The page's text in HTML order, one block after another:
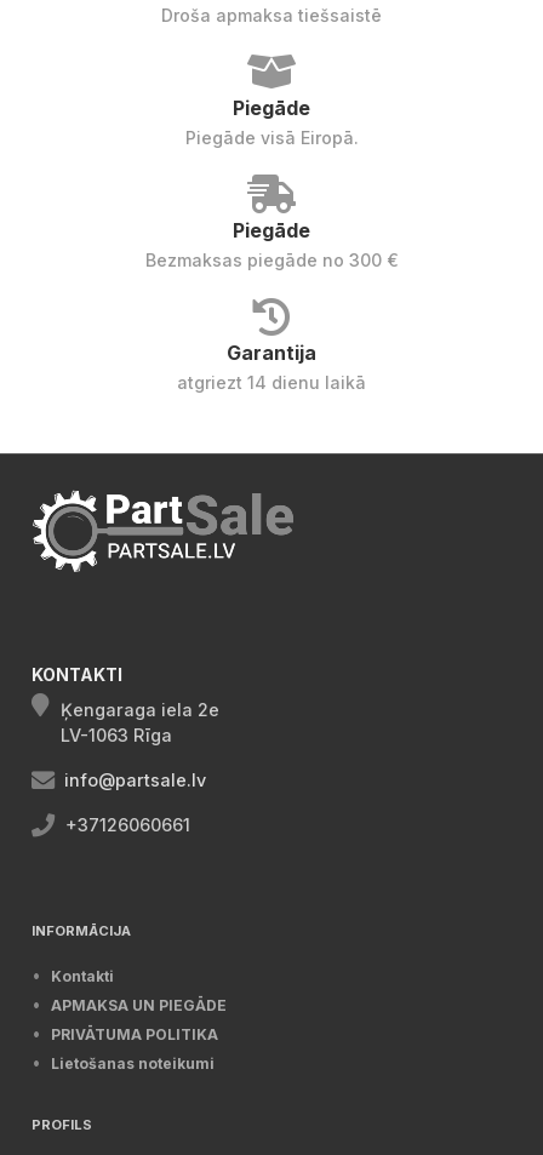
Droša apmaksa tiešsaistē
Piegāde
Piegāde visā Eiropā.
Piegāde
Bezmaksas piegāde no 300 €
Garantija
atgriezt 14 dienu laikā
KONTAKTI
Ķengaraga iela 2e
LV-1063 Rīga
info@partsale.lv
+37126060661
INFORMĀCIJA
Kontakti
APMAKSA UN PIEGĀDE
PRIVĀTUMA POLITIKA
Lietošanas noteikumi
PROFILS